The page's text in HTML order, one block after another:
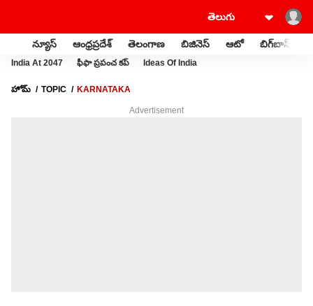
న్యూస్ ఆంధ్రప్రదేశ్ తెలంగాణ బిజినెస్ ఆటో బిగ్‌బాస్
India At 2047 ఫీఫా ప్రపంచ కప్ Ideas Of India
హోమ్ TOPIC KARNATAKA
Advertisement